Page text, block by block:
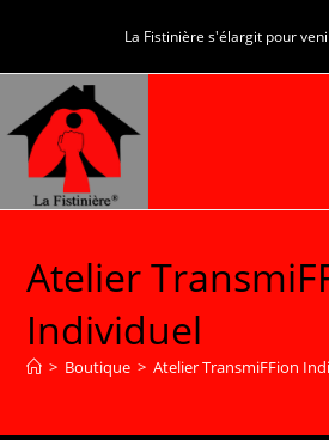
La Fistinière s'élargit pour
Atelier
Individuel
> Boutique > Atelier TransmiFFion